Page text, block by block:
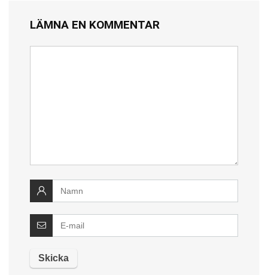
LÄMNA EN KOMMENTAR